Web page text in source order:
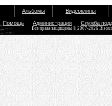
Альбомы Видеоклипы
Помощь Администрация Служба
Все права защищены © 2007-2026